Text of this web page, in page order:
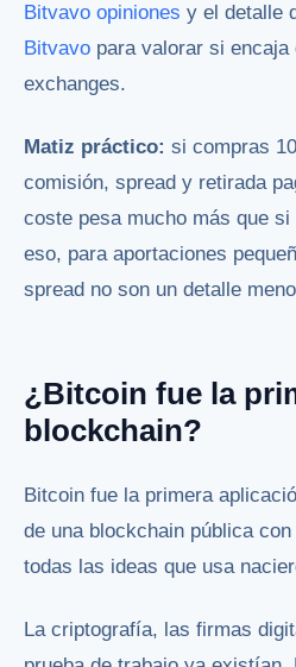
Bitvavo opiniones y el detalle
Bitvavo para valorar si
exchanges.
Matiz práctico: si compras
comisión, spread y retirada
coste pesa mucho más que
eso, para aportaciones
spread no son un detalle
¿Bitcoin fue la
blockchain?
Bitcoin fue la primera
de una blockchain pública
todas las ideas que usa
La criptografía, las firmas